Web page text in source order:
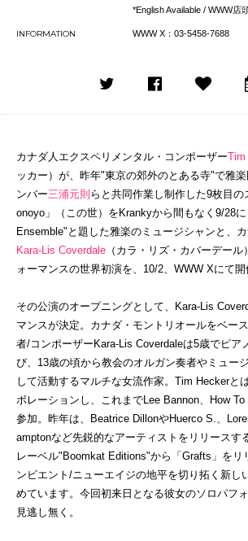
*English Available / WWW店
INFORMATION WWW X：03-5458-7688
カナダ人エクスペリメンタル・コンポーザーTim
ッカー）が、昨年"東京の郊外のとある寺"で雅
ンバー三浦元則 らと共同作業し制作した9枚目
onoyo」（この世）をKrankyから間もなく9/28
Ensemble"と題した雅楽のミュージシャンと、
Kara-Lis Coverdale （カラ・リズ・カバーデー
ォーマンスの世界初演を、10/2、WWW Xにて開
その公演のオープニングとして、Kara-Lis
マンスが決定。カナダ・モントリオールをベー
者/コンポーザーKara-Lis Coverdaleは5歳でピア
び、13歳の頃から教会のオルガン奏者やミュー
して活動するマルチな女流作家。Tim Heckerと
ボレーションし、これまでLee Bannon、How
参加。昨年は、Beatrice DillonやHuerco S.、
amptonなど先鋭的なアーティストをリリースす
レーベル"Boomkat Editions"から「Grafts」をリ
ンビエント/ニューエイジの地平を切り拓く新し
めています。今回初来日となる彼女のソロパフ
見逃し無く。